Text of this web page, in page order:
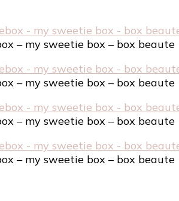
– my sweetie box – box beaute
– my sweetie box – box beaute
– my sweetie box – box beaute
– my sweetie box – box beaute